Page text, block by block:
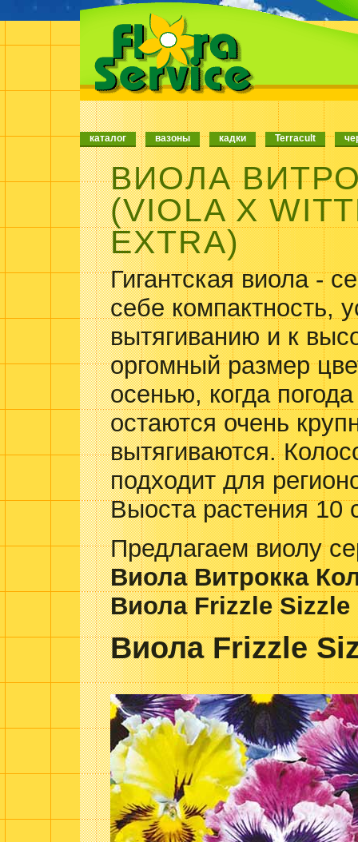
каталог вазоны кадки Terracult
ВИОЛА
(VIOLA X
EXTRA)
Гигантская виола-
себе компактность,
вытягиванию и к
оргомный размер
осенью, когда
остаются очень
вытягиваются.
подходит для
Выоста растения 10
Предлагаем виолу
Виола Витрокка
Виола Frizzle Sizzle
Виола Frizzle